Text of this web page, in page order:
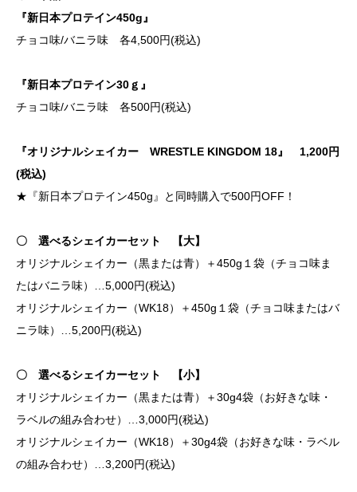
『新日本プロテイン450g』
チョコ味/バニラ味 各4,500円(税込)
『新日本プロテイン30ｇ』
チョコ味/バニラ味 各500円(税込)
『オリジナルシェイカー WRESTLE KINGDOM 18』 1,200円
(税込)
★『新日本プロテイン450g』と同時購入で500円OFF！
〇 選べるシェイカーセット 【大】
オリジナルシェイカー（黒または青）＋450g１袋（チョコ味ま
たはバニラ味）…5,000円(税込)
オリジナルシェイカー（WK18）＋450g１袋（チョコ味またはバ
ニラ味）…5,200円(税込)
〇 選べるシェイカーセット 【小】
オリジナルシェイカー（黒または青）＋30g4袋（お好きな味・
ラベルの組み合わせ）…3,000円(税込)
オリジナルシェイカー（WK18）＋30g4袋（お好きな味・ラベル
の組み合わせ）…3,200円(税込)